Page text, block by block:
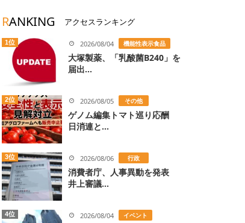
RANKING アクセスランキング
1位 2026/08/04 機能性表示食品
大塚製薬、「乳酸菌B240」を
届出...
2位 2026/08/05 その他
ゲノム編集トマト巡り応酬
日消連と...
3位 2026/08/06 行政
消費者庁、人事異動を発表
井上審議...
4位 2026/08/04 イベント